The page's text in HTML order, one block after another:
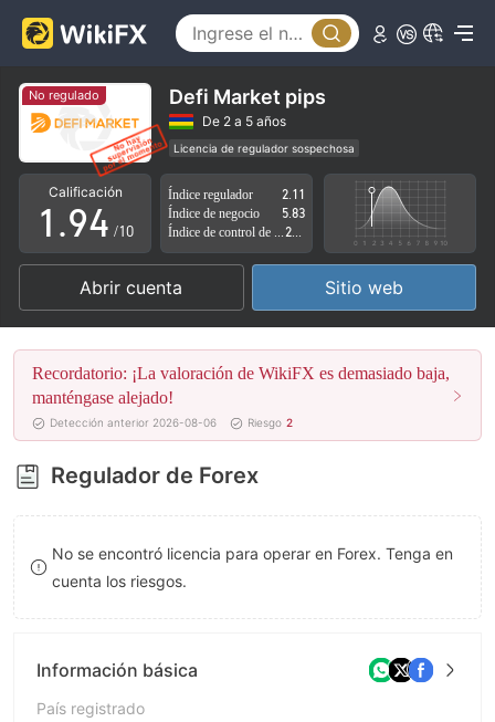
No regulado Defi Market pips
De 2 a 5 años
Licencia de regulador sospechosa
Zona de negocio sospechoso
Riesgo potencial alto
Calificación
0
1
2
3
4
5
6
7
8
9
.
5
6
7
8
9
0
1
2
3
4
5
6
7
8
9
/10
Índice regulador
2.11
Índice de negocio
5.83
Abrir cuenta Sitio web
Recordatorio: ¡La valoración de WikiFX es demasiado baja,
manténgase alejado!
Detección anterior 2026-08-06 Riesgo 2
Regulador de Forex
No se encontró licencia para operar en Forex. Tenga en
cuenta los riesgos.
Información básica
País registrado